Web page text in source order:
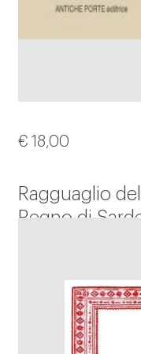
Ragguaglio
Regno di
€ 18,00